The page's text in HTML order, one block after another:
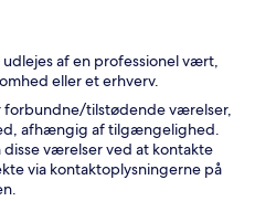
af en professionel vært,
eller et erhverv.
forbundne/tilstødende værelser,
afhængig af tilgængelighed.
værelser ved at kontakte
via kontaktoplysningerne på